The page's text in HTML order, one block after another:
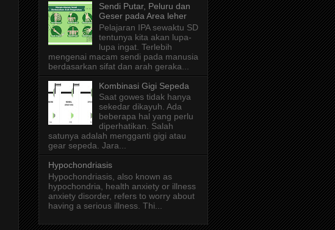
Sendi Putar, Peluru dan
Geser pada Area leher
Pelajaran IPA sewaktu SD
tentunya kita akan lupa-
lupa ingat. Terlebih
mengenai macam sendi pada manusia
berdasarkan sifat dan arah geraka...
Kombinasi Gigi Sepeda
Saat gowes tidak hanya
sekedar dikayuh. Ada
beberapa hal yang perlu
diperhatikan. Salah
satunya adalah mengganti gigi atau
gear sepeda. Jara...
Hypochondriasis
Hypochondriasis, also known as
hypochondria, health anxiety or illness
anxiety disorder, refers to worry about
having a serious illness. Thi...